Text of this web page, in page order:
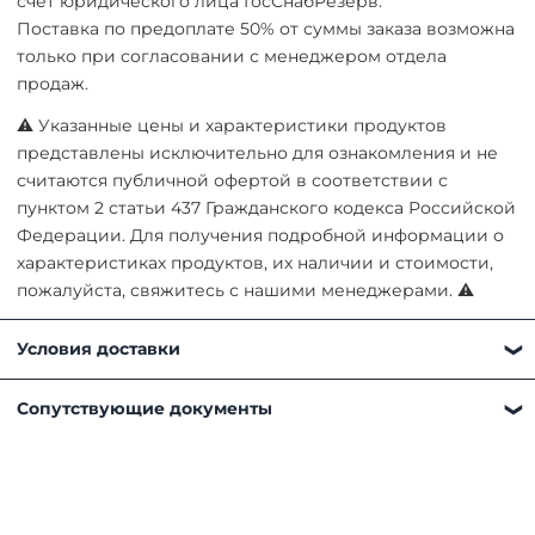
Поставка по предоплате 50% от суммы заказа возможна
только при согласовании с менеджером отдела
продаж.
⚠ Указанные цены и характеристики продуктов
представлены исключительно для ознакомления и не
считаются публичной офертой в соответствии с
пунктом 2 статьи 437 Гражданского кодекса Российской
Федерации. Для получения подробной информации о
характеристиках продуктов, их наличии и стоимости,
пожалуйста, свяжитесь с нашими менеджерами. ⚠
Условия доставки
способом:
Сопутствующие документы